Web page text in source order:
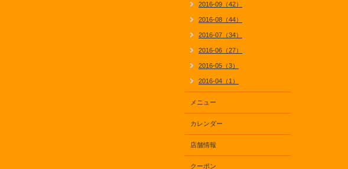
2016-09（42）
2016-08（44）
2016-07（34）
2016-06（27）
2016-05（3）
2016-04（1）
メニュー
カレンダー
店舗情報
クーポン